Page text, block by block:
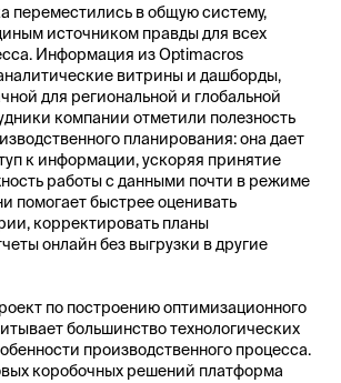
переместились в общую систему,
источником правды для всех
Информация из Optimacros
витрины и дашборды,
для региональной и глобальной
компании отметили полезность
планирования: она дает
к информации, ускоряя принятие
работы с данными почти в режиме
помогает быстрее оценивать
корректировать планы
онлайн без выгрузки в другие
по построению оптимизационного
большинство технологических
производственного процесса.
коробочных решений платформа